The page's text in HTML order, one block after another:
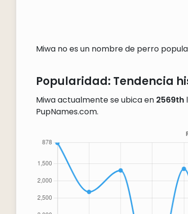
Miwa no es un nombre de perro
Popularidad: Tendencia
Miwa actualmente se ubica en 2569th
PupNames.com.